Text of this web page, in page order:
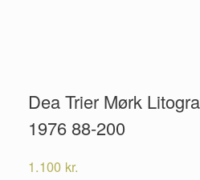
Dea Trier Mørk
1976 88-200
1.100 kr.